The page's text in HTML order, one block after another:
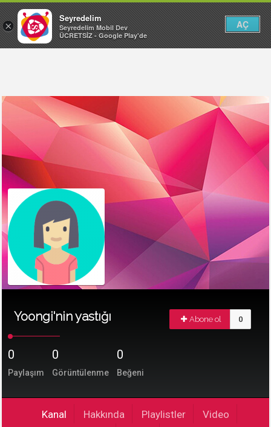
Yoongi'nin yastığı Abone ol 0
0
Paylaşım
0
Görüntülenme
0
Beğeni
Kanal Hakkında Playlistler
Video
×
Seyredelim
Seyredelim Mobil Dev
ÜCRETSİZ - Google Play'de
AÇ